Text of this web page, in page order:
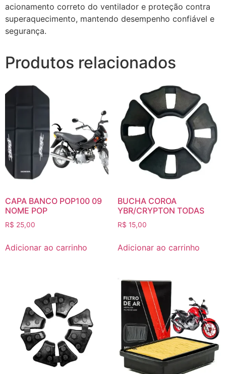
acionamento correto do ventilador e proteção contra
superaquecimento, mantendo desempenho confiável e
segurança.
Produtos relacionados
CAPA BANCO POP100 09
NOME POP
R$ 25,00
Adicionar ao carrinho
BUCHA COROA
YBR/CRYPTON TODAS
R$ 15,00
Adicionar ao carrinho